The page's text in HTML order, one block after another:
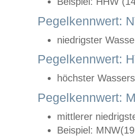
Pegelkennwert:
niedrigster
Pegelkennwert:
höchster
Pegelkennwert:
mittlerer
Beispiel: